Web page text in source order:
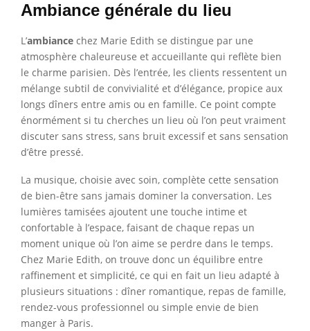
Ambiance générale du lieu
L’ambiance chez Marie Edith se distingue par une
atmosphère chaleureuse et accueillante qui reflète bien
le charme parisien. Dès l’entrée, les clients ressentent un
mélange subtil de convivialité et d’élégance, propice aux
longs dîners entre amis ou en famille. Ce point compte
énormément si tu cherches un lieu où l’on peut vraiment
discuter sans stress, sans bruit excessif et sans sensation
d’être pressé.
La musique, choisie avec soin, complète cette sensation
de bien-être sans jamais dominer la conversation. Les
lumières tamisées ajoutent une touche intime et
confortable à l’espace, faisant de chaque repas un
moment unique où l’on aime se perdre dans le temps.
Chez Marie Edith, on trouve donc un équilibre entre
raffinement et simplicité, ce qui en fait un lieu adapté à
plusieurs situations : dîner romantique, repas de famille,
rendez-vous professionnel ou simple envie de bien
manger à Paris.